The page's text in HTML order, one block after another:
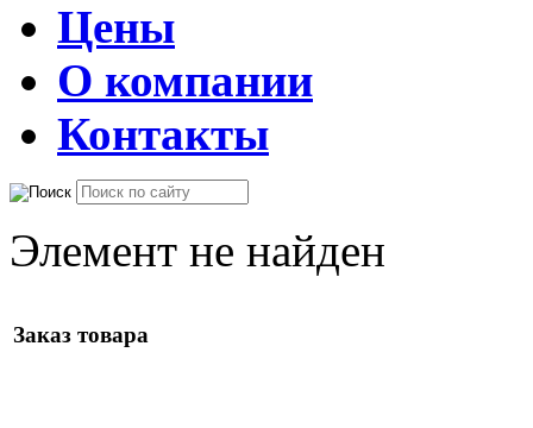
Цены
О компании
Контакты
Элемент не найден
Заказ товара